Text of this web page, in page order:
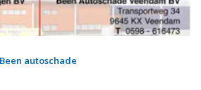
Been autoschade